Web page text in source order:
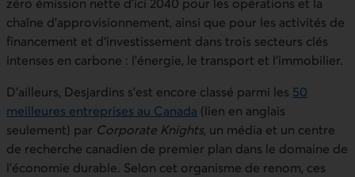
zéro émission nette d’ici 2040 pour les opérations et la
chaîne d’approvisionnement, ainsi que pour les activités de
financement et d’investissement dans trois secteurs clés
intenses en carbone : l’énergie, le transport et l’immobilier.
D'ailleurs, Desjardins s'est encore classé parmi les 50
meilleures entreprises au Canada (lien en anglais
seulement) par Corporate Knights, un média et un centre
de recherche canadien de premier plan dans le domaine de
l'économie durable. Selon cet organisme de renom, ces